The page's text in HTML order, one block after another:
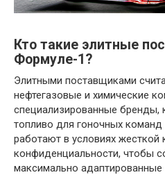
Кто такие элитные
Формуле-1?
Элитными поставщиками
нефтегазовые и химические
специализированные бренды,
топливо для гоночных
работают в условиях жесткой
конфиденциальности, чтобы
максимально адаптированные